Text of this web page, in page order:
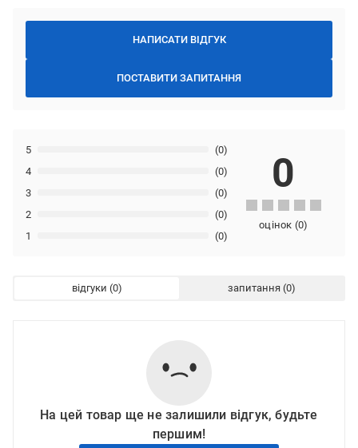
НАПИСАТИ ВІДГУК
ПОСТАВИТИ ЗАПИТАННЯ
1 (0)
2 (0)
3 (0)
4 (0)
5 (0)
0
оцінок (0)
відгуки запитання
На цей товар ще не залишили відгук, будьте
першим!